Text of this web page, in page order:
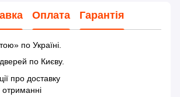
Оплата Гарантія
по Україні.
по Києву.
про доставку
отриманні